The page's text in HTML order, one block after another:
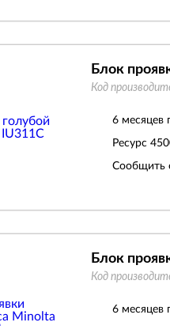
Блок
Код
6 месяцев
Ресурс
Сообщить
Блок
Код
6 месяцев